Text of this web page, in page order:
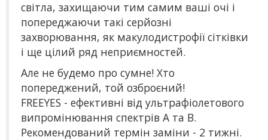
світла, захищаючи тим самим ваші очі і
попереджаючи такі серйозні
захворювання, як макулодистрофії сітківки
і ще цілий ряд неприємностей.
Але не будемо про сумне! Хто
попереджений, той озброєний!
FREEYES - ефективні від ультрафіолетового
випромінювання спектрів А та В.
Рекомендований термін заміни - 2 тижні.